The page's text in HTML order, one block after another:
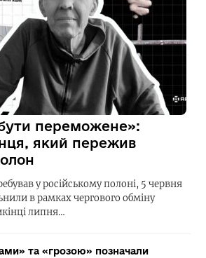
переможене»:
який пережив
у російському полоні, 5 червня
в рамках чергового обміну
липня…
та «грозою» позначали